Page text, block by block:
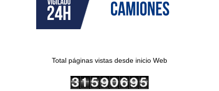
Total páginas vistas desde inicio Web